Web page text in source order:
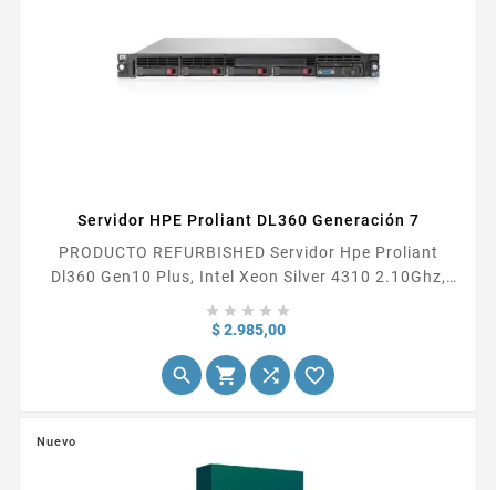
Servidor HPE Proliant DL360 Generación 7
PRODUCTO REFURBISHED Servidor Hpe Proliant
Dl360 Gen10 Plus, Intel Xeon Silver 4310 2.10Ghz,
8Gb Ddr4, Gigabit Ethernet, Rack (1U) No incluye
Sistema Operativo.
    
$ 2.985,00Precio
   
Nuevo